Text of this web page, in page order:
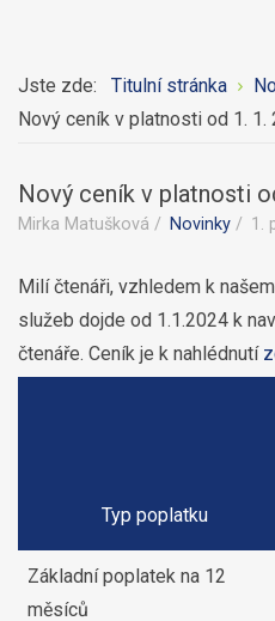
Jste zde: Titulní stránka
Nový ceník v platnosti od 1. 1.
Nový ceník v platnosti
Mirka Matušková Novinky 1.
Milí čtenáři, vzhledem k
služeb dojde od 1.1.2024 k
čtenáře. Ceník je k nahlédnutí
Typ poplatku
Základní poplatek na 12
měsíců